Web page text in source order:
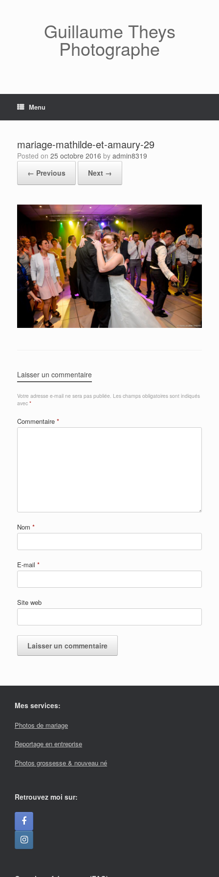
Guillaume Theys
Photographe
Menu
mariage-mathilde-et-amaury-29
Posted on 25 octobre 2016 by admin8319
← Previous
Next →
Laisser un commentaire
Votre adresse e-mail ne sera pas publiée. Les champs obligatoires sont indiqués
avec *
Commentaire *
Nom *
E-mail *
Site web
Mes services:
Photos de mariage
Reportage en entreprise
Photos grossesse & nouveau né
Retrouvez moi sur: